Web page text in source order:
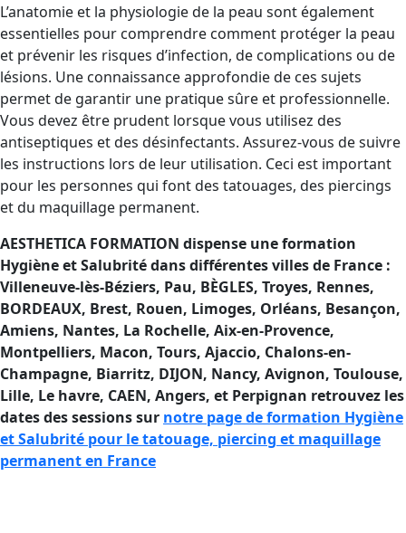
L’anatomie et la physiologie de la peau sont également
essentielles pour comprendre comment protéger la peau
et prévenir les risques d’infection, de complications ou de
lésions. Une connaissance approfondie de ces sujets
permet de garantir une pratique sûre et professionnelle.
Vous devez être prudent lorsque vous utilisez des
antiseptiques et des désinfectants. Assurez-vous de suivre
les instructions lors de leur utilisation. Ceci est important
pour les personnes qui font des tatouages, des piercings
et du maquillage permanent.
AESTHETICA FORMATION dispense une formation
Hygiène et Salubrité dans différentes villes de France :
Villeneuve-lès-Béziers, Pau, BÈGLES, Troyes, Rennes,
BORDEAUX, Brest, Rouen, Limoges, Orléans, Besançon,
Amiens, Nantes, La Rochelle, Aix-en-Provence,
Montpelliers, Macon, Tours, Ajaccio, Chalons-en-
Champagne, Biarritz, DIJON, Nancy, Avignon, Toulouse,
Lille, Le havre, CAEN, Angers, et Perpignan retrouvez les
dates des sessions sur notre page de formation Hygiène
et Salubrité pour le tatouage, piercing et maquillage
permanent en France